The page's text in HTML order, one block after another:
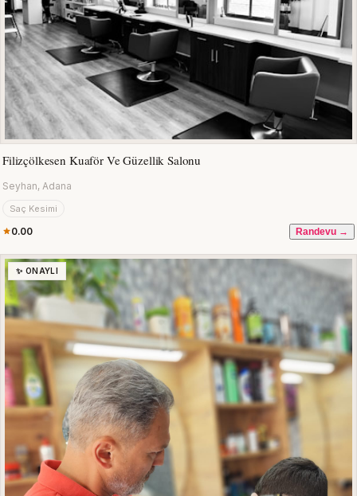
Filizçölkesen Kuaför Ve Güzellik Salonu
Seyhan, Adana
Saç Kesimi
0.00 Randevu →
✨ ONAYLI